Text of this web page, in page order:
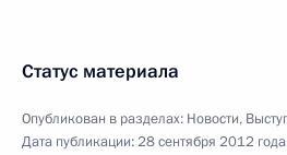
Статус материала
Опубликован в разделах: Новости,
Дата публикации:28 сентября 2012